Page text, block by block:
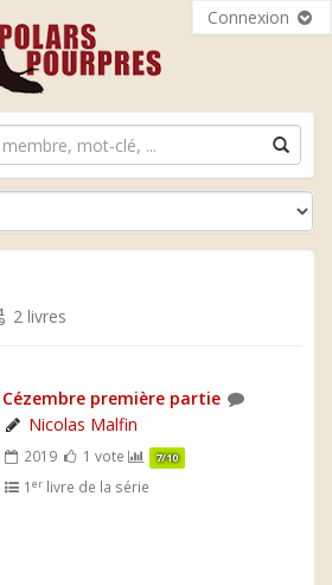
Connexion
2 livres
Cézembre première partie
Nicolas Malfin
2019 1 vote 7/10
1er livre de la série